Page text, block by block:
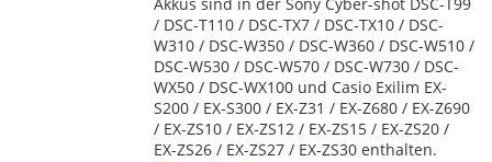
/ DSC-T110 / DSC-TX7 / DSC-TX10 / DSC-
W310 / DSC-W350 / DSC-W360 / DSC-W510 /
DSC-W530 / DSC-W570 / DSC-W730 / DSC-
WX50 / DSC-WX100 und Casio Exilim EX-
S200 / EX-S300 / EX-Z31 / EX-Z680 / EX-Z690
/ EX-ZS10 / EX-ZS12 / EX-ZS15 / EX-ZS20 /
EX-ZS26 / EX-ZS27 / EX-ZS30 enthalten.